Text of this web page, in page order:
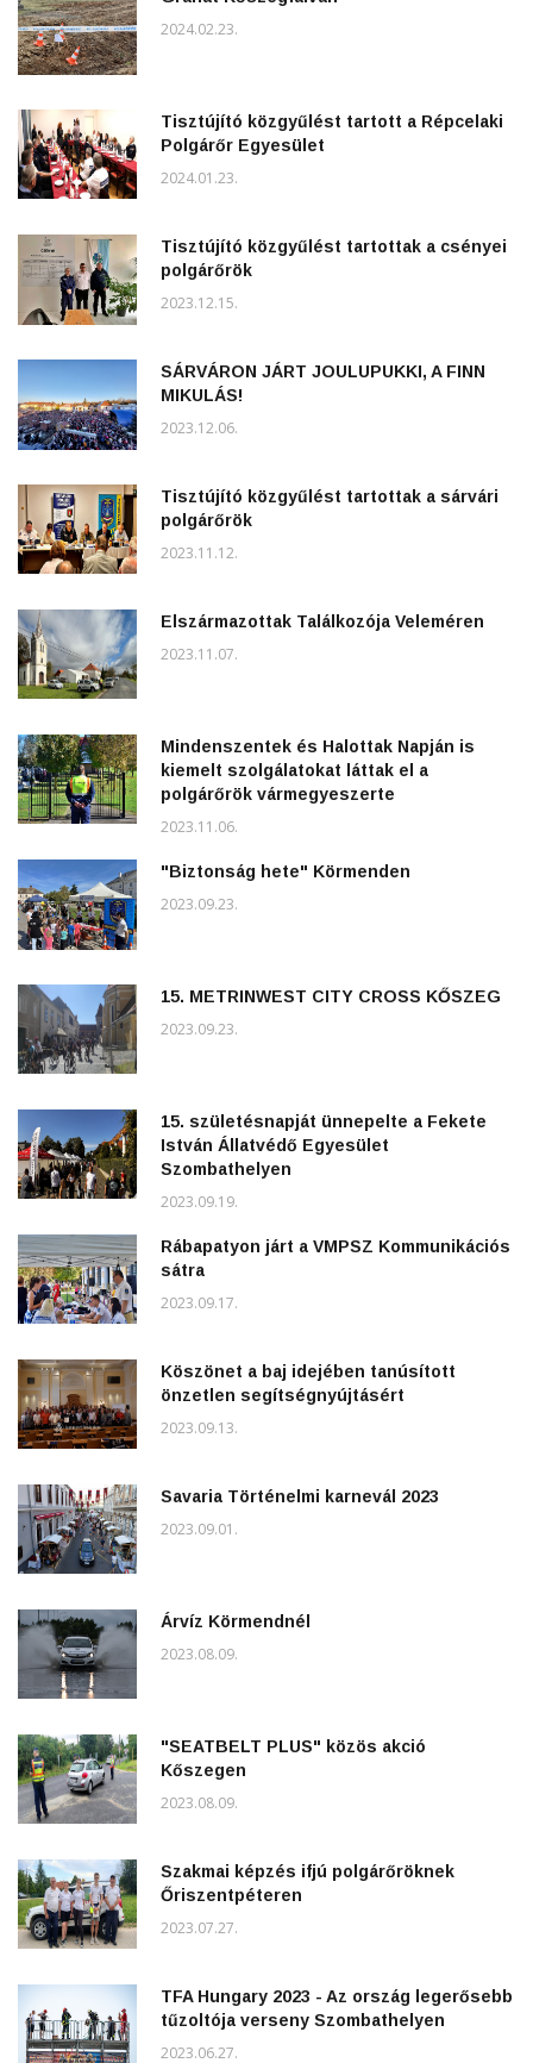
2024.02.23.
Tisztújító közgyűlést tartott a Répcelaki
Polgárőr Egyesület
2024.01.23.
Tisztújító közgyűlést tartottak a csényei
polgárőrök
2023.12.15.
SÁRVÁRON JÁRT JOULUPUKKI, A FINN
MIKULÁS!
2023.12.06.
Tisztújító közgyűlést tartottak a sárvári
polgárőrök
2023.11.12.
Elszármazottak Találkozója Veleméren
2023.11.07.
Mindenszentek és Halottak Napján is
kiemelt szolgálatokat láttak el a
polgárőrök vármegyeszerte
2023.11.06.
"Biztonság hete" Körmenden
2023.09.23.
15. METRINWEST CITY CROSS KŐSZEG
2023.09.23.
15. születésnapját ünnepelte a Fekete
István Állatvédő Egyesület
Szombathelyen
2023.09.19.
Rábapatyon járt a VMPSZ Kommunikációs
sátra
2023.09.17.
Köszönet a baj idejében tanúsított
önzetlen segítségnyújtásért
2023.09.13.
Savaria Történelmi karnevál 2023
2023.09.01.
Árvíz Körmendnél
2023.08.09.
"SEATBELT PLUS" közös akció
Kőszegen
2023.08.09.
Szakmai képzés ifjú polgárőröknek
Őriszentpéteren
2023.07.27.
TFA Hungary 2023 - Az ország legerősebb
tűzoltója verseny Szombathelyen
2023.06.27.